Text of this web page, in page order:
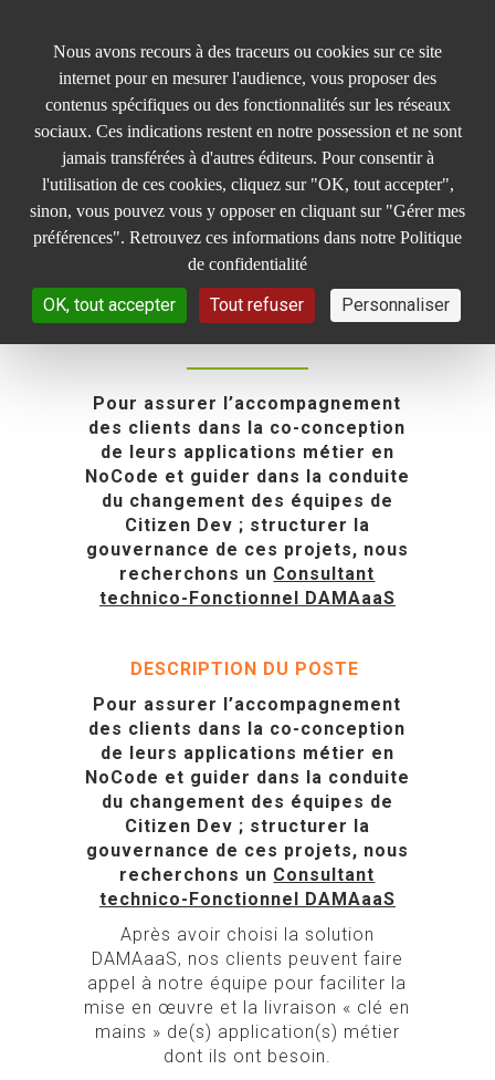
Consultant.e
Technico
Fonctionnel -
F/H
Pour assurer l’accompagnement
des clients dans la co-conception
de leurs applications métier en
NoCode et guider dans la conduite
du changement des équipes de
Citizen Dev ; structurer la
gouvernance de ces projets, nous
recherchons un Consultant
technico-Fonctionnel DAMAaaS
DESCRIPTION DU POSTE
Pour assurer l’accompagnement
des clients dans la co-conception
de leurs applications métier en
NoCode et guider dans la conduite
du changement des équipes de
Citizen Dev ; structurer la
gouvernance de ces projets, nous
recherchons un Consultant
technico-Fonctionnel DAMAaaS
Après avoir choisi la solution
DAMAaaS, nos clients peuvent faire
appel à notre équipe pour faciliter la
mise en œuvre et la livraison « clé en
mains » de(s) application(s) métier
dont ils ont besoin.
Nous avons recours à des traceurs ou cookies sur ce site
internet pour en mesurer l'audience, vous proposer des
contenus spécifiques ou des fonctionnalités sur les réseaux
sociaux. Ces indications restent en notre possession et ne sont
jamais transférées à d'autres éditeurs. Pour consentir à
l'utilisation de ces cookies, cliquez sur "OK, tout accepter",
sinon, vous pouvez vous y opposer en cliquant sur "Gérer mes
préférences". Retrouvez ces informations dans notre Politique
de confidentialité
OK, tout accepter Tout refuser Personnaliser